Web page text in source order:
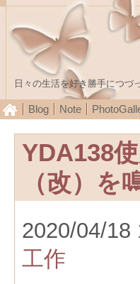
日々の生活を好き勝手につ
Blog Note
YDA138
（改）を
2020/04/18
工作